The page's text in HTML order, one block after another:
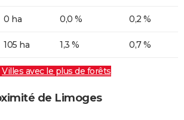
0 ha 0,0 % 0,2 %
105 ha 1,3 % 0,7 %
Villes avec le plus de forêts
de Limoges